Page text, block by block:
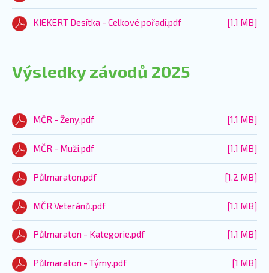
KIEKERT Desítka - Celkové pořadí.pdf [1.1 MB]
Výsledky závodů 2025
MČR - Ženy.pdf [1.1 MB]
MČR - Muži.pdf [1.1 MB]
Půlmaraton.pdf [1.2 MB]
MČR Veteránů.pdf [1.1 MB]
Půlmaraton - Kategorie.pdf [1.1 MB]
Půlmaraton - Týmy.pdf [1 MB]